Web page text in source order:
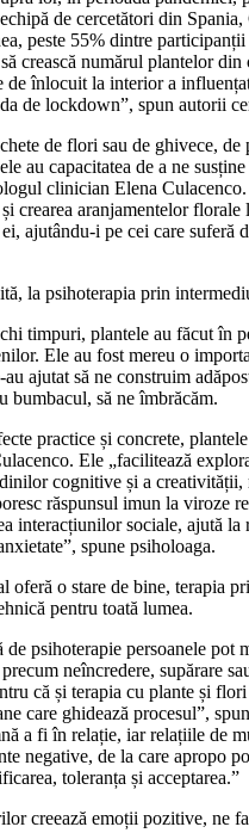
de cercetători din Spania,
peste 55% dintre participanții
crească numărul plantelor din
de înlocuit la interior a
de lockdown”, spun autorii
de flori sau de ghivece, de
au capacitatea de a ne
clinician Elena Culacenco.
crearea aranjamentelor florale
ajutându-i pe cei care suferă
la psihoterapia prin
timpuri, plantele au făcut în
Ele au fost mereu o
ajutat să ne construim
bumbacul, să ne îmbrăcăm.
practice și concrete,
Ele „facilitează
cognitive și a creativității,
răspunsul imun la viroze
interacțiunilor sociale, ajută la
spune psiholoaga.
oferă o stare de bine, terapia
pentru toată lumea.
de psihoterapie persoanele pot
neîncredere, supărare
că și terapia cu plante și
care ghidează procesul”,
a fi în relație, iar relațiile de
negative, de la care apropo
toleranța și acceptarea.”
creează emoții pozitive, ne